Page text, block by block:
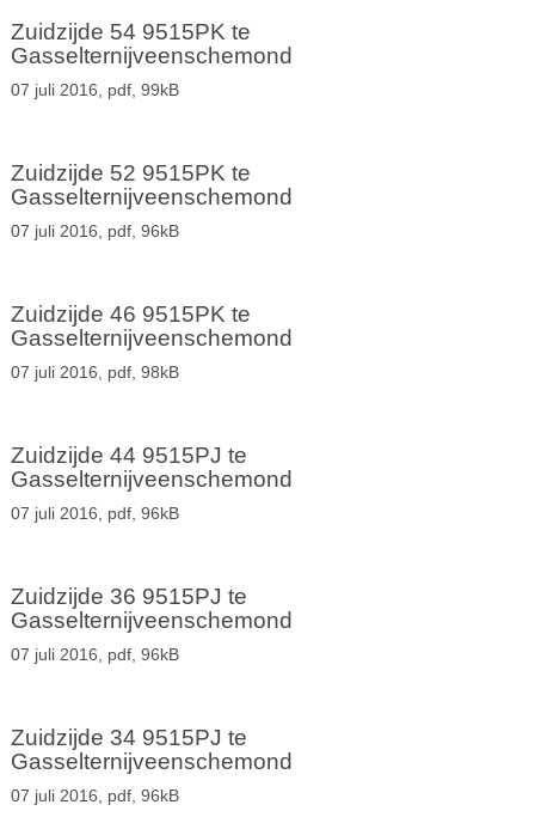
Zuidzijde 54 9515PK te
Gasselternijveenschemond
07 juli 2016, pdf, 99kB
Zuidzijde 52 9515PK te
Gasselternijveenschemond
07 juli 2016, pdf, 96kB
Zuidzijde 46 9515PK te
Gasselternijveenschemond
07 juli 2016, pdf, 98kB
Zuidzijde 44 9515PJ te
Gasselternijveenschemond
07 juli 2016, pdf, 96kB
Zuidzijde 36 9515PJ te
Gasselternijveenschemond
07 juli 2016, pdf, 96kB
Zuidzijde 34 9515PJ te
Gasselternijveenschemond
07 juli 2016, pdf, 96kB